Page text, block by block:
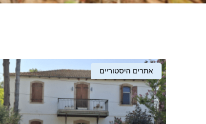
אתרים היסטוריים